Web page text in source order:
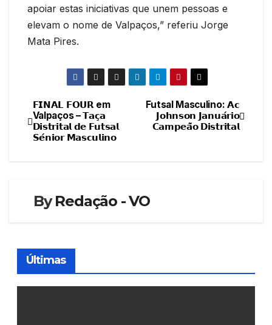
apoiar estas iniciativas que unem pessoas e
elevam o nome de Valpaços,” referiu Jorge
Mata Pires.
Navegação
de
Futsal Masculino: 𝗔𝗰
𝗝𝗼𝗵𝗻𝘀𝗼𝗻 𝗝𝗮𝗻𝘂𝗮́𝗿𝗶𝗼
𝗖𝗮𝗺𝗽𝗲𝗮̃𝗼 𝗗𝗶𝘀𝘁𝗿𝗶𝘁𝗮𝗹
𝗙𝗜𝗡𝗔𝗟 𝗙𝗢𝗨𝗥 em
Valpaços – 𝗧𝗮𝗰̧𝗮
𝗗𝗶𝘀𝘁𝗿𝗶𝘁𝗮𝗹 𝗱𝗲 𝗙𝘂𝘁𝘀𝗮𝗹
𝗦𝗲́𝗻𝗶𝗼𝗿 𝗠𝗮𝘀𝗰𝘂𝗹𝗶𝗻𝗼
ByRedação - VO
Últimas